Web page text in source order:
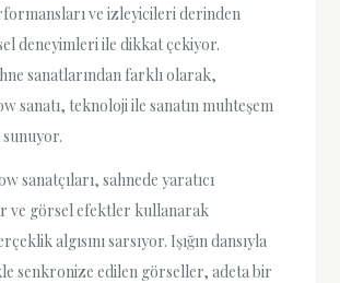
ve izleyicileri derinden
deneyimleri ile dikkat çekiyor.
sanatlarından farklı olarak,
sanatı, teknoloji ile sanatın muhteşem
sanatçıları, sahnede yaratıcı
ve görsel efektler kullanarak
algısını sarsıyor. Işığın dansıyla
senkronize edilen görseller, adeta bir